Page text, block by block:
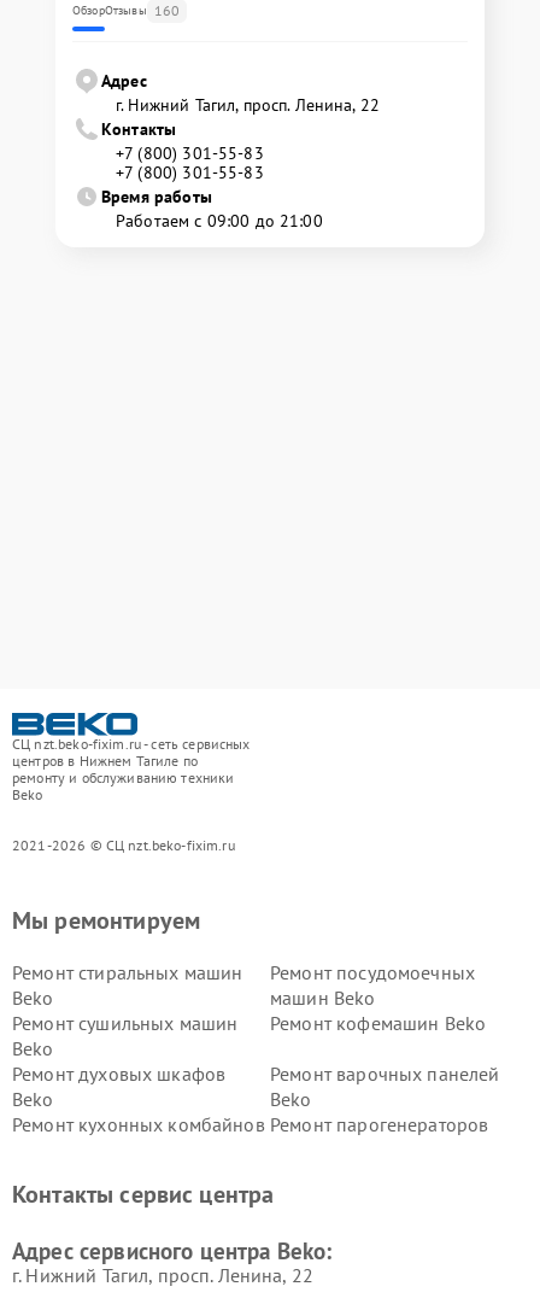
ОбзорОтзывы 160
Адрес
г. Нижний Тагил, просп. Ленина, 22
Контакты
+7 (800) 301-55-83
+7 (800) 301-55-83
Время работы
Работаем с 09:00 до 21:00
СЦ nzt.beko-fixim.ru - сеть сервисных
центров в Нижнем Тагиле по
ремонту и обслуживанию техники
Beko
2021-2026 © СЦ nzt.beko-fixim.ru
Мы ремонтируем
Ремонт стиральных машин
Beko
Ремонт посудомоечных
машин Beko
Ремонт сушильных машин
Beko
Ремонт кофемашин Beko
Ремонт духовых шкафов
Beko
Ремонт варочных панелей
Beko
Ремонт кухонных комбайнов Ремонт парогенераторов
Ремонт холодильников Beko Ремонт морозильных камер
Контакты сервис центра
Адрес сервисного центра Beko:
г. Нижний Тагил, просп. Ленина, 22